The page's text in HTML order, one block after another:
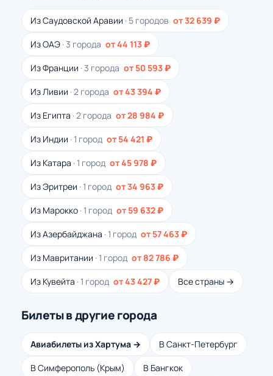
Из Саудовской Аравии · 5 городов от 32 639 ₽
Из ОАЭ · 3 города от 44 113 ₽
Из Франции · 3 города от 50 593 ₽
Из Ливии · 2 города от 43 394 ₽
Из Египта · 2 города от 28 984 ₽
Из Индии · 1 город от 54 421 ₽
Из Катара · 1 город от 45 978 ₽
Из Эритреи · 1 город от 34 963 ₽
Из Марокко · 1 город от 59 632 ₽
Из Азербайджана · 1 город от 57 463 ₽
Из Мавритании · 1 город от 82 786 ₽
Из Кувейта · 1 город от 43 427 ₽ Все страны →
Билеты в другие города
Авиабилеты из Хартума → В Санкт-Петербург
В Симферополь (Крым) В Бангкок